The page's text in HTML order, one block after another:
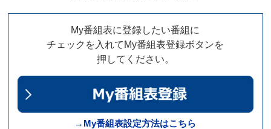
My番組表に登録したい番組に
チェックを入れてMy番組表登録ボタンを
押してください。
→My番組表設定方法はこちら